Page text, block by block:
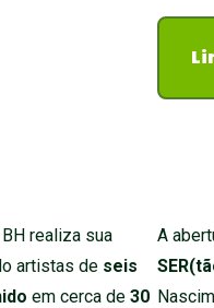
realiza sua
artistas de seis
em cerca de 30
A